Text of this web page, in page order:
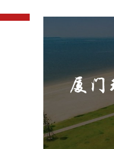
厦
旅游休闲
智能步道